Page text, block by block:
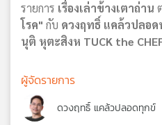
รายการ เรื่องเล่าข้างเตาถ่าน
โรค" กับ ดวงฤทธิ์ แคล้วปลอ
นุติ หุตะสิงห TUCK the
ผู้จัดรายการ
ดวงฤทธิ์ แคล้วปลอดทุกข์